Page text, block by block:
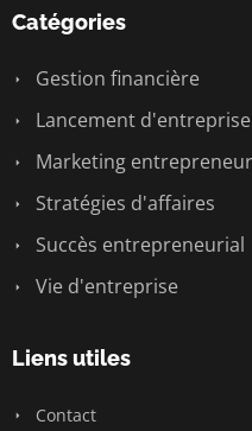
Catégories
Gestion financière
Lancement d'entreprise
Marketing
Stratégies d'affaires
Succès entrepreneurial
Vie d'entreprise
Liens utiles
Contact